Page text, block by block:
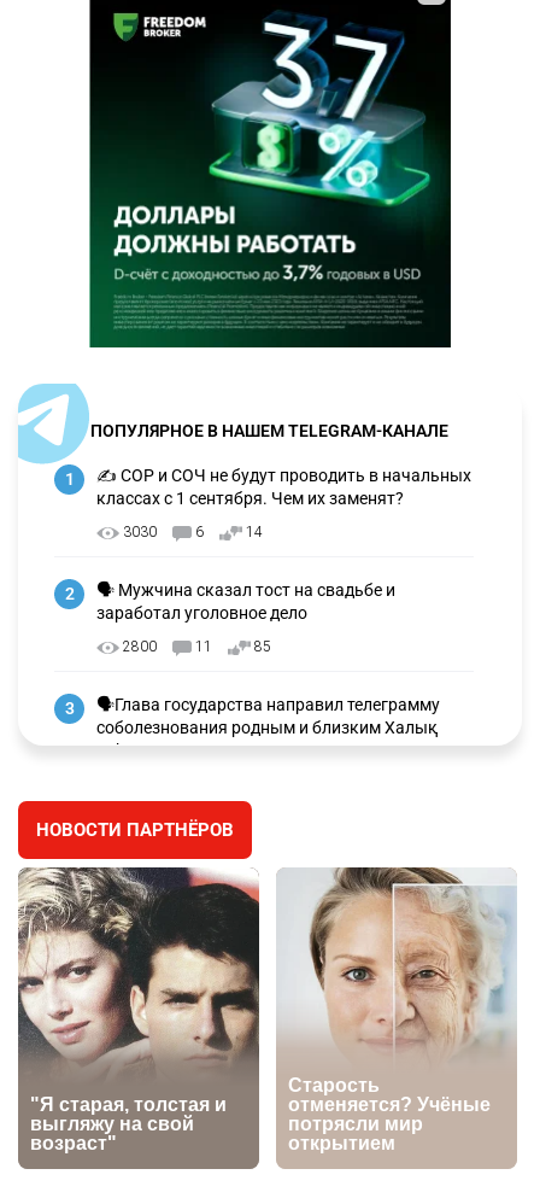
ПОПУЛЯРНОЕ В НАШЕМ TELEGRAM-КАНАЛЕ
1
✍️ СОР и СОЧ не будут проводить в начальных
классах с 1 сентября. Чем их заменят?
3030 6 14
2
🗣 Мужчина сказал тост на свадьбе и
заработал уголовное дело
2800 11 85
3
🗣Глава государства направил телеграмму
соболезнования родным и близким Халық
қаһарманы Ивана Гапича
🇫🇷 Клуб ПСЖ объявил об открытии своей
футбольной академии в Астане
2647 2 39
5
🇺🇸🇯🇵 США и Япония провели совместную
интервенцию для спасения иены
2698 1 16
2725 6
НОВОСТИ ПАРТНЁРОВ